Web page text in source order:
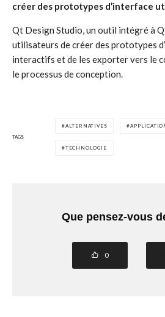
créer des prototypes d’interface
Qt Design Studio, un outil intégré à
utilisateurs de créer des prototypes
interactifs et de les exporter vers le
le processus de conception.
TAGS
ALTERNATIVES
TECHNOLOGIE
Que pensez-vous
0